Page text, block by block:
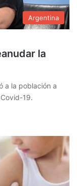
Argentina
la
a la población a
19.